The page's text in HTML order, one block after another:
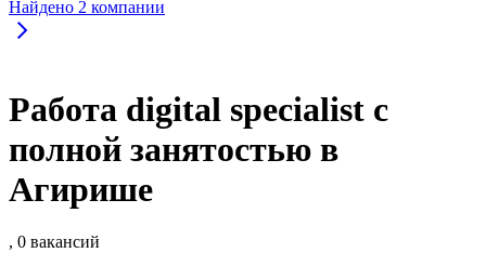
Найдено 2 компании
Работа digital specialist с
полной занятостью в
Агирише
, 0 вакансий